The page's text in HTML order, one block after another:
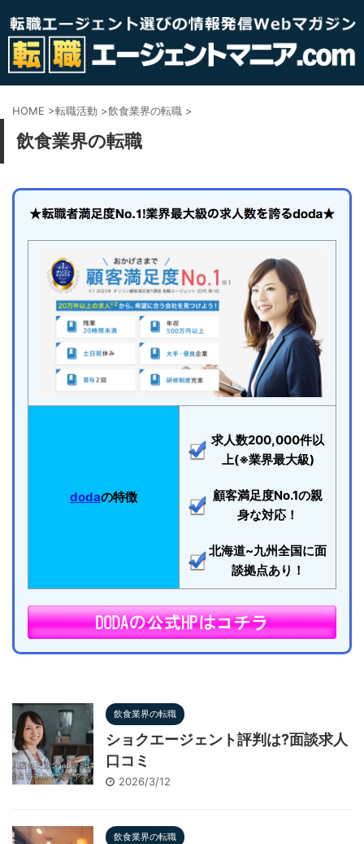
HOME >転職活動 >飲食業界の転職 >
飲食業界の転職
dodaの特徴
求人数200,000件以
上(※業界最大級)
顧客満足度No.1の親
身な対応！
北海道~九州全国に面
談拠点あり！
飲食業界の転職
ショクエージェント評判は?面談求人
口コミ
2026/3/12
飲食業界の転職